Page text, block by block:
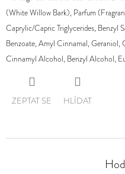
(White Willow Bark), Parfum
Caprylic/Capric Triglycerides, Benzyl
Benzoate, Amyl Cinnamal,
Cinnamyl Alcohol, Benzyl Alcohol,
ZEPTAT SE HLÍDAT